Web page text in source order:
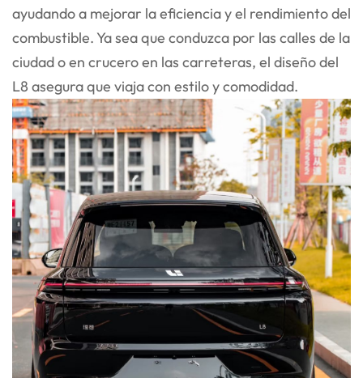
ayudando a mejorar la eficiencia y el rendimiento del
combustible. Ya sea que conduzca por las calles de la
ciudad o en crucero en las carreteras, el diseño del
L8 asegura que viaja con estilo y comodidad.